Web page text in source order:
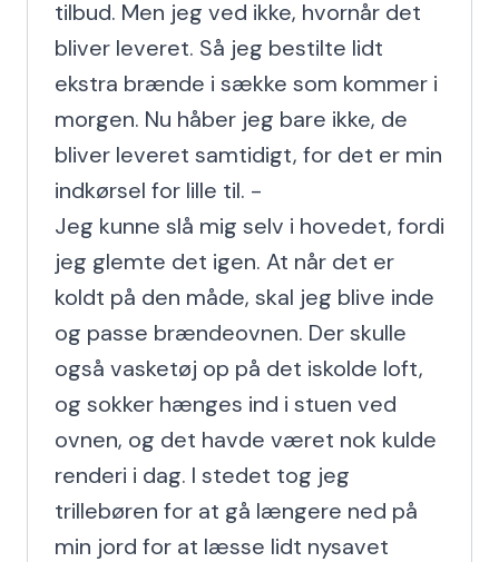
tilbud. Men jeg ved ikke, hvornår det
bliver leveret. Så jeg bestilte lidt
ekstra brænde i sække som kommer i
morgen. Nu håber jeg bare ikke, de
bliver leveret samtidigt, for det er min
indkørsel for lille til. -
Jeg kunne slå mig selv i hovedet, fordi
jeg glemte det igen. At når det er
koldt på den måde, skal jeg blive inde
og passe brændeovnen. Der skulle
også vasketøj op på det iskolde loft,
og sokker hænges ind i stuen ved
ovnen, og det havde været nok kulde
renderi i dag. I stedet tog jeg
trillebøren for at gå længere ned på
min jord for at læsse lidt nysavet